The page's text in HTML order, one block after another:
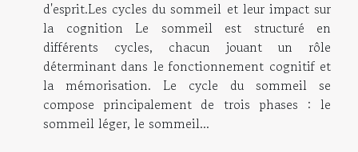
d'esprit.Les cycles du sommeil et leur impact sur
la cognition Le sommeil est structuré en
différents cycles, chacun jouant un rôle
déterminant dans le fonctionnement cognitif et
la mémorisation. Le cycle du sommeil se
compose principalement de trois phases : le
sommeil léger, le sommeil...